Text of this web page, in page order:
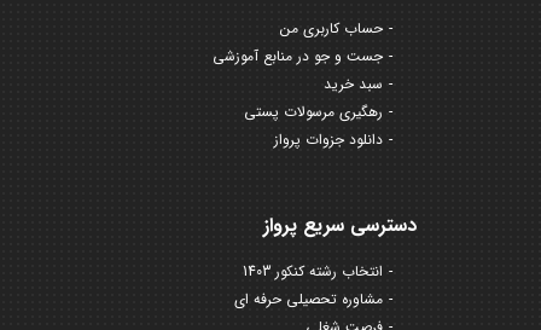
حساب کاربری من
جست و جو در منابع آموزشی
سبد خرید
رهگیری مرسولات پستی
دانلود جزوات پرواز
دسترسی سریع پرواز
انتخاب رشته کنکور 1403
مشاوره تحصیلی حرفه ای